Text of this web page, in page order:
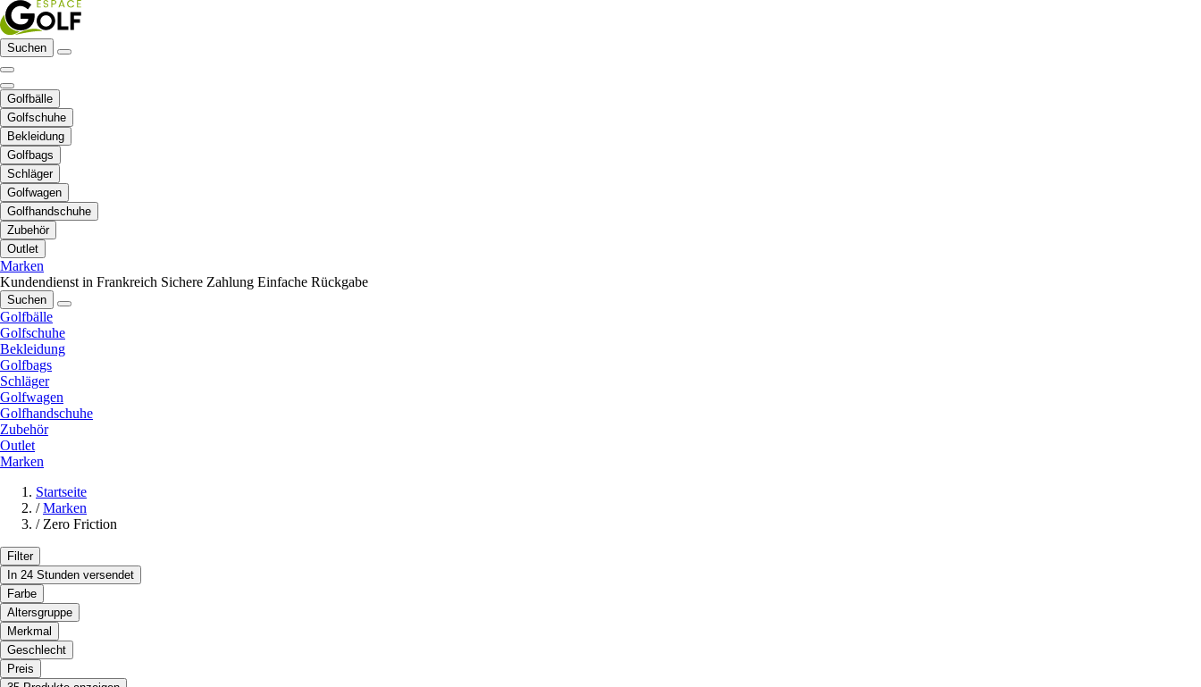
Suchen
Golfbälle
Golfschuhe
Bekleidung
Golfbags
Schläger
Golfwagen
Golfhandschuhe
Zubehör
Outlet
Marken
Kundendienst in Frankreich Sichere Zahlung Einfache Rückgabe
Suchen
Golfbälle
Golfschuhe
Bekleidung
Golfbags
Schläger
Golfwagen
Golfhandschuhe
Zubehör
Outlet
Marken
Startseite
/ Marken
/ Zero Friction
Filter
In 24 Stunden versendet
Farbe
Altersgruppe
Merkmal
Geschlecht
Preis